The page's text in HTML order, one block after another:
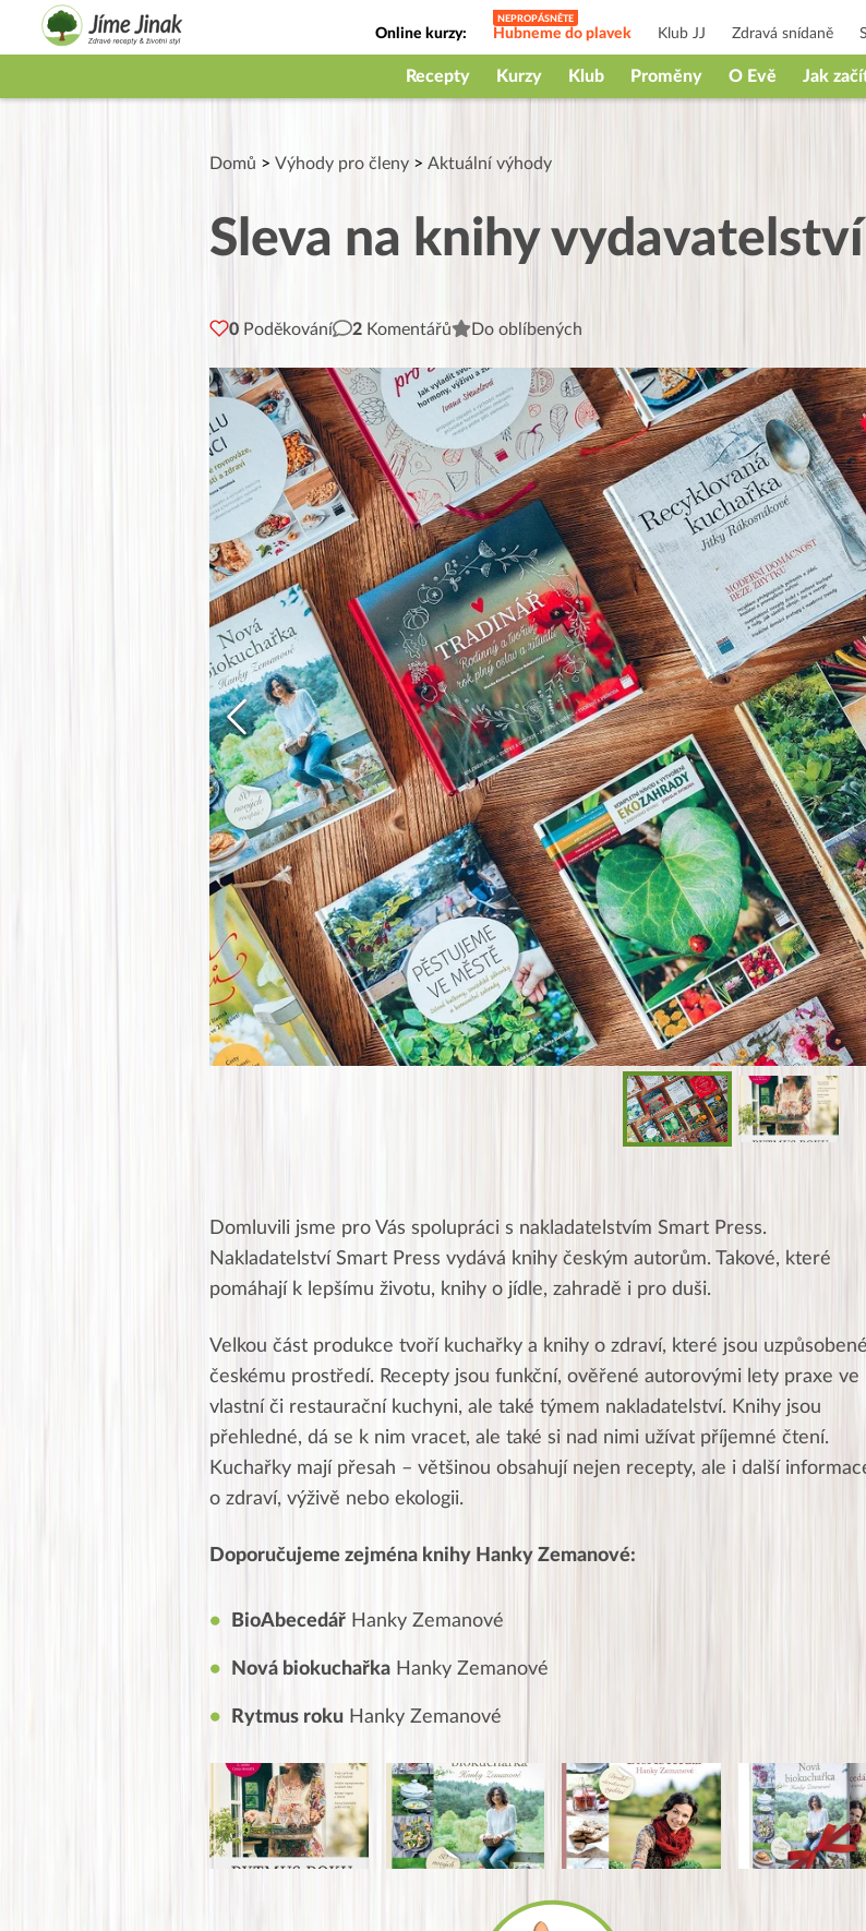
Online kurzy: Hubneme do plavek Klub JJ Zdravá snídaně
Jak na babičky
Recepty Kurzy Klub Proměny O Evě Jak
Domů > Výhody pro členy > Aktuální výhody
Sleva na knihy
0 Poděkování 2 Komentářů Do oblíbených
Domluvili jsme pro Vás spolupráci s nakladatelstvím Smart Press.
Nakladatelství Smart Press vydává knihy českým autorům. Takové, které
pomáhají k lepšímu životu, knihy o jídle, zahradě i pro duši.
Velkou část produkce tvoří kuchařky a knihy o zdraví, které jsou uzpůsobené
českému prostředí. Recepty jsou funkční, ověřené autorovými lety praxe ve
vlastní či restaurační kuchyni, ale také týmem nakladatelství. Knihy jsou
přehledné, dá se k nim vracet, ale také si nad nimi užívat příjemné čtení.
Kuchařky mají přesah – většinou obsahují nejen recepty, ale i další
o zdraví, výživě nebo ekologii.
Doporučujeme zejména knihy Hanky Zemanové:
BioAbecedář Hanky Zemanové
Nová biokuchařka Hanky Zemanové
Rytmus roku Hanky Zemanové
J
Moc Vám všem děkuji za krásný
uznání pro hlavní dvojici Peťa a
Posílá…